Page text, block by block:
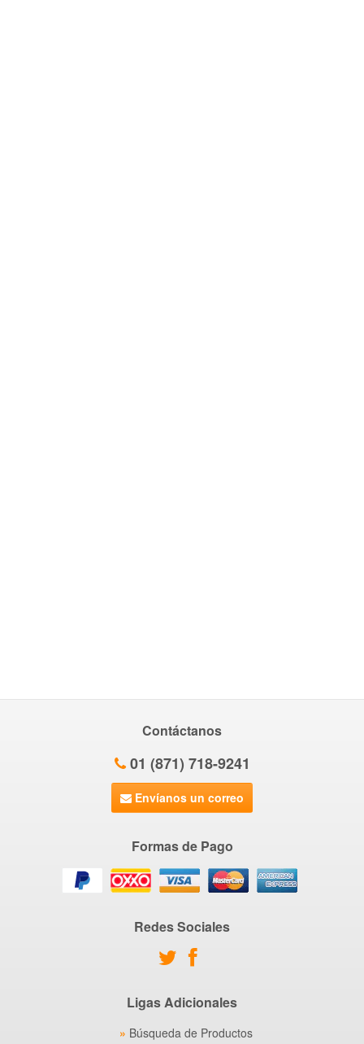
Contáctanos
01 (871) 718-9241
Envíanos un correo
Formas de Pago
Redes Sociales
Ligas Adicionales
Búsqueda de Productos